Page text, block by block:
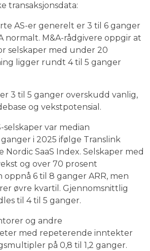
transaksjonsdata:
AS-er generelt er 3 til 6 ganger
normalt. M&A-rådgivere oppgir at
selskaper med under 20
ligger rundt 4 til 5 ganger
3 til 5 ganger overskudd vanlig,
og vekstpotensial.
selskaper var median
i 2025 ifølge Translink
Nordic SaaS Index. Selskaper med
og over 70 prosent
6 til 8 ganger ARR, men
øvre kvartil. Gjennomsnittlig
til 4 til 5 ganger.
og andre
med repeterende inntekter
på 0,8 til 1,2 ganger.